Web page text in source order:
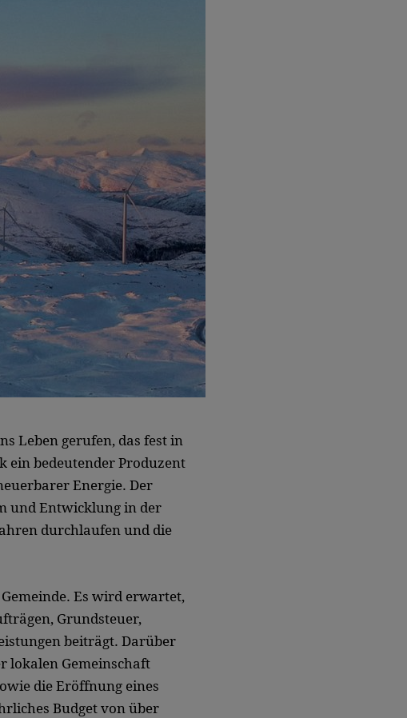
Leben gerufen, das fest in
ein bedeutender Produzent
Energie. Der
und Entwicklung in der
durchlaufen und die
Es wird erwartet,
Grundsteuer,
beiträgt. Darüber
lokalen Gemeinschaft
die Eröffnung eines
Budget von über